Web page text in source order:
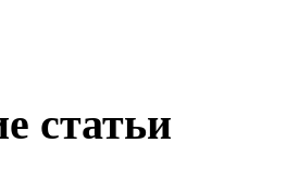
статьи